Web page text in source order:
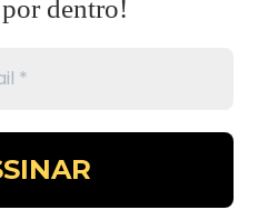
dentro!